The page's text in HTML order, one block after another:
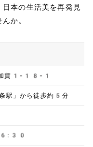
本の生活美を再発見
か。
加賀1-18-1
駅」から徒歩約5分